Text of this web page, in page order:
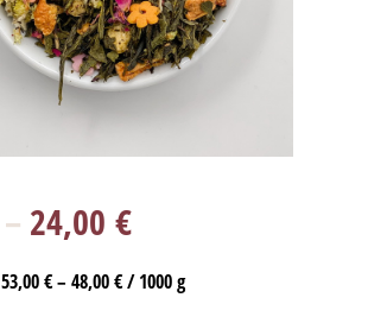
– 24,00 €
53,00€– 48,00€/1000g